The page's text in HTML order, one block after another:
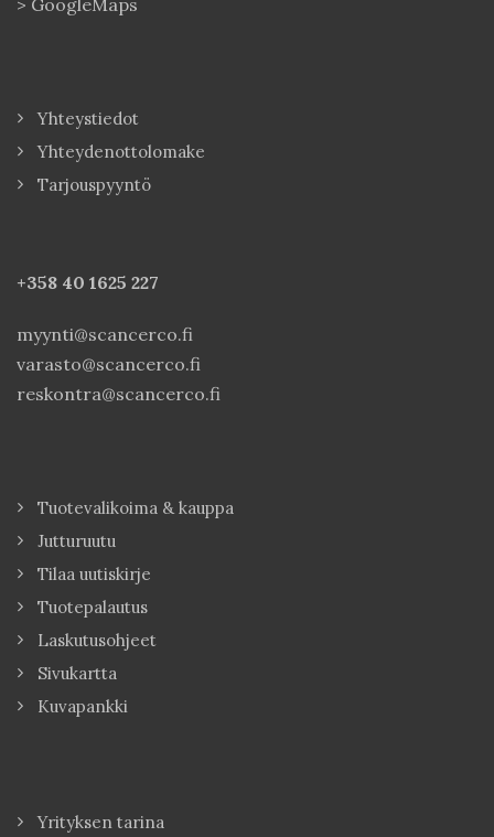
> GoogleMaps
Yhteystiedot
Yhteydenottolomake
Tarjouspyyntö
+358 40 1625 227
myynti@scancerco.fi
varasto@scancerco.fi
reskontra@scancerco.fi
Tuotevalikoima & kauppa
Jutturuutu
Tilaa uutiskirje
Tuotepalautus
Laskutusohjeet
Sivukartta
Kuvapankki
Yrityksen tarina